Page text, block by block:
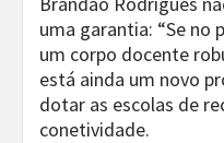
uma garantia: “Se no
um corpo docente
está ainda um novo
dotar as escolas de
conetividade.